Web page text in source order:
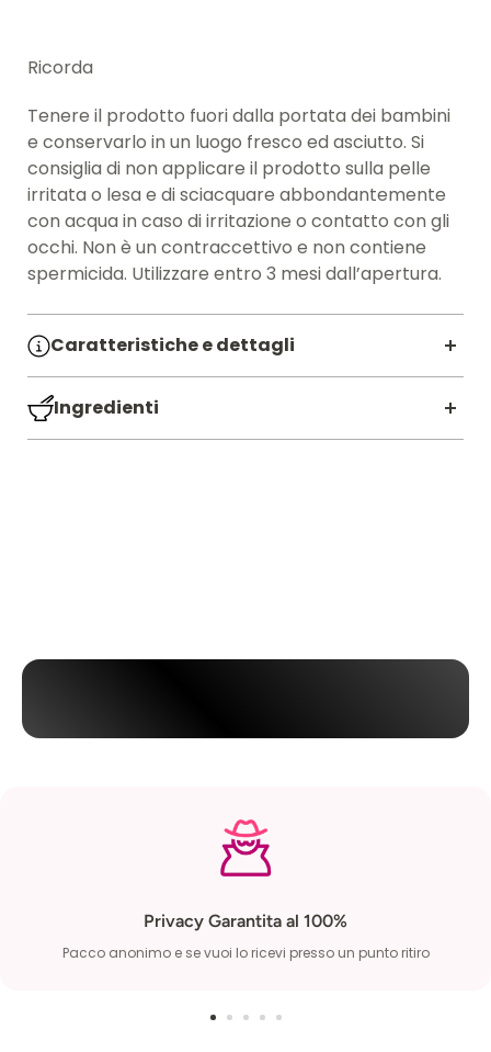
Ricorda
Tenere il prodotto fuori dalla portata dei bambini
e conservarlo in un luogo fresco ed asciutto. Si
consiglia di non applicare il prodotto sulla pelle
irritata o lesa e di sciacquare abbondantemente
con acqua in caso di irritazione o contatto con gli
occhi. Non è un contraccettivo e non contiene
spermicida. Utilizzare entro 3 mesi dall’apertura.
Caratteristiche e dettagli
SKU:
Contenuto ML:
Ingredienti
Privacy Garantita al 100%
Pacco anonimo e se vuoi lo ricevi presso un punto ritiro